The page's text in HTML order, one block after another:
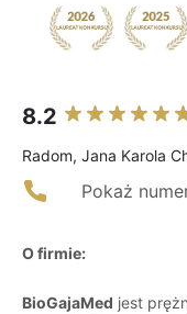
8.2
Radom, Jana Karola
Pokaż
O firmie:
BioGajaMed jest